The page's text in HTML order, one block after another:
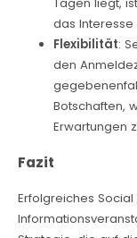
Tagen liegt,
das
Flexibilität:
den
Botschaften,
Erwartungen
Fazit
Erfolgreiches